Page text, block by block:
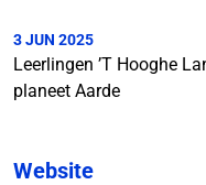
3 JUN 2025
Leerlingen ’T Hooghe
planeet Aarde
Website